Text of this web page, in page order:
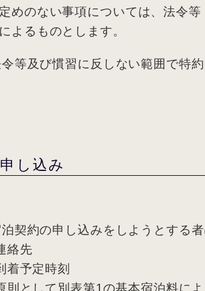
めのない事項については、法令
よるものとします。
等及び慣習に反しない範囲で特
し込み
契約の申し込みをしようとする
絡先
着予定時刻
として別表第1の基本宿泊料によ